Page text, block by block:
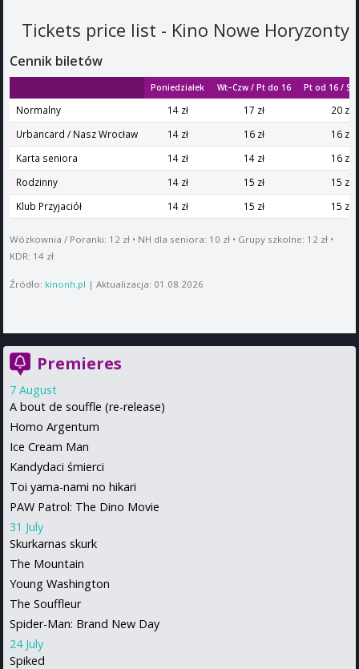
Tickets price list - Kino Nowe Horyzonty
Cennik biletów
Poniedziałek Wt–Czw / Pt do 16 Pt od 16 /
Normalny 14 zł 17 zł
20 zł
Urbancard / Nasz Wrocław
14 zł 16 zł
16 zł
Karta seniora
14 zł 14 zł
16 zł
Rodzinny
14 zł 15 zł
15 zł
Klub Przyjaciół
14 zł 15 zł 15 zł
Wózkownia / Poranki: 12 zł • NH dla seniora: 10 zł • Grupy szkolne: 12 zł •
KDR: 14 zł
Źródło: kinonh.pl | Aktualizacja: 01.08.2026
Premieres
7 August
A bout de souffle (re-release)
Homo Argentum
Ice Cream Man
Kandydaci śmierci
Toi yama-nami no hikari
PAW Patrol: The Dino Movie
31 July
Skurkarnas skurk
The Mountain
Young Washington
The Souffleur
Spider-Man: Brand New Day
24 July
Spiked